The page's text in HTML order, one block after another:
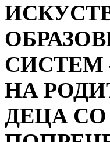
СИСТЕМ
НА
ДЕЦА СО